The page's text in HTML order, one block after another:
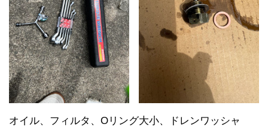
オイル、フィルタ、Oリング大小、ドレンワッシャ